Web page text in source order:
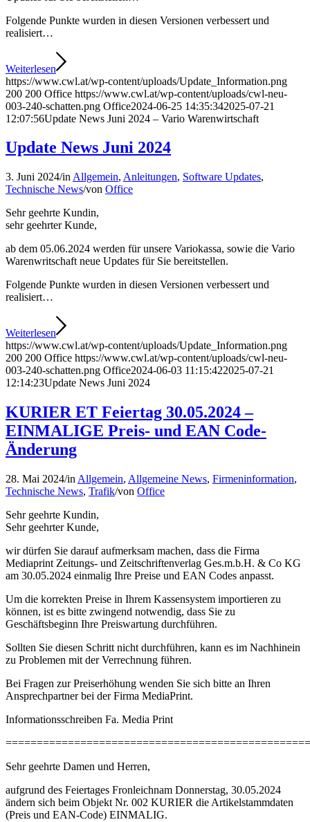
Folgende Punkte wurden in diesen Versionen verbessert und
realisiert…
Weiterlesen
https://www.cwl.at/wp-content/uploads/Update_Information.png
200 200 Office https://www.cwl.at/wp-content/uploads/cwl-neu-
003-240-schatten.png Office2024-06-25 14:35:342025-07-21
12:07:56Update News Juni 2024 – Vario Warenwirtschaft
Update News Juni 2024
3. Juni 2024/in Allgemein, Anleitungen, Software Updates,
Technische News/von Office
Sehr geehrte Kundin,
sehr geehrter Kunde,
ab dem 05.06.2024 werden für unsere Variokassa, sowie die Vario
Warenwritschaft neue Updates für Sie bereitstellen.
Folgende Punkte wurden in diesen Versionen verbessert und
realisiert…
Weiterlesen
https://www.cwl.at/wp-content/uploads/Update_Information.png
200 200 Office https://www.cwl.at/wp-content/uploads/cwl-neu-
003-240-schatten.png Office2024-06-03 11:15:422025-07-21
12:14:23Update News Juni 2024
KURIER ET Feiertag 30.05.2024 –
EINMALIGE Preis- und EAN Code-
Änderung
28. Mai 2024/in Allgemein, Allgemeine News, Firmeninformation,
Technische News, Trafik/von Office
Sehr geehrte Kundin,
Sehr geehrter Kunde,
wir dürfen Sie darauf aufmerksam machen, dass die Firma
Mediaprint Zeitungs- und Zeitschriftenverlag Ges.m.b.H. & Co KG
am 30.05.2024 einmalig Ihre Preise und EAN Codes anpasst.
Um die korrekten Preise in Ihrem Kassensystem importieren zu
können, ist es bitte zwingend notwendig, dass Sie zu
Geschäftsbeginn Ihre Preiswartung durchführen.
Sollten Sie diesen Schritt nicht durchführen, kann es im Nachhinein
zu Problemen mit der Verrechnung führen.
Bei Fragen zur Preiserhöhung wenden Sie sich bitte an Ihren
Ansprechpartner bei der Firma MediaPrint.
Informationsschreiben Fa. Media Print
Sehr geehrte Damen und Herren,
aufgrund des Feiertages Fronleichnam Donnerstag, 30.05.2024
ändern sich beim Objekt Nr. 002 KURIER die Artikelstammdaten
(Preis und EAN-Code) EINMALIG.